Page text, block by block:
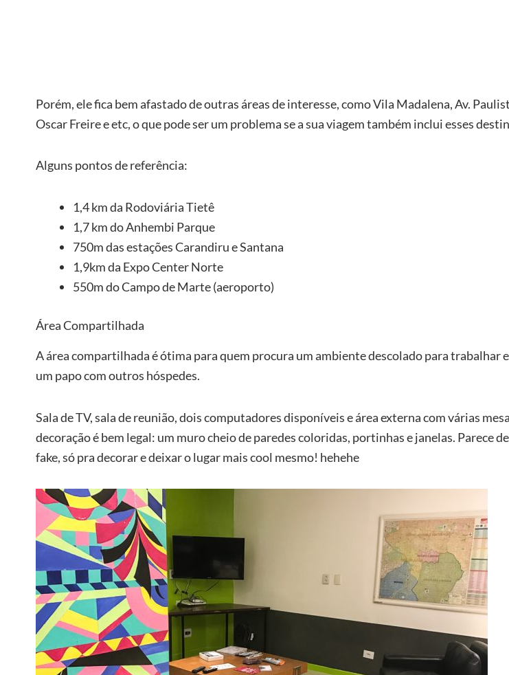
Porém, ele fica bem afastado de outras áreas de interesse, como Vila Madalena, Av.
Oscar Freire e etc, o que pode ser um problema se a sua viagem também inclui esses
Alguns pontos de referência:
1,4 km da Rodoviária Tietê
1,7 km do Anhembi Parque
750m das estações Carandiru e Santana
1,9km da Expo Center Norte
550m do Campo de Marte (aeroporto)
Área Compartilhada
A área compartilhada é ótima para quem procura um ambiente descolado para trabalhar
um papo com outros hóspedes.
Sala de TV, sala de reunião, dois computadores disponíveis e área externa com várias
decoração é bem legal: um muro cheio de paredes coloridas, portinhas e janelas. Parece
fake, só pra decorar e deixar o lugar mais cool mesmo! hehehe